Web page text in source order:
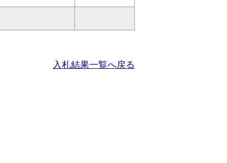
入札結果一覧へ戻る